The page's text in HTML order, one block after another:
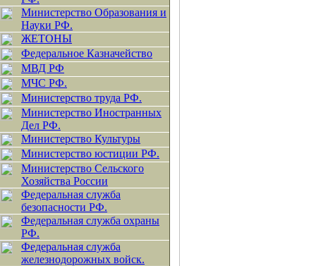
Министерство Образования и
Науки РФ.
ЖЕТОНЫ
Федеральное Казначейство
МВД РФ
МЧС РФ.
Министерство труда РФ.
Министерство Иностранных
Дел РФ.
Министерство Культуры
Министерство юстиции РФ.
Министерство Сельского
Хозяйства России
Федеральная служба
безопасности РФ.
Федеральная служба охраны
РФ.
Федеральная служба
железнодорожных войск.